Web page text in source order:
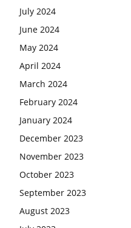
July 2024
June 2024
May 2024
April 2024
March 2024
February 2024
January 2024
December 2023
November 2023
October 2023
September 2023
August 2023